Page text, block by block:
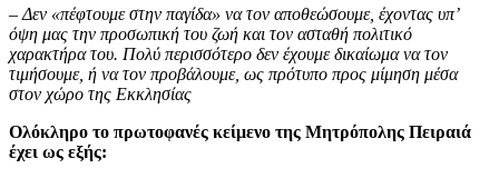
– Δεν «πέφτουμε στην παγίδα» να τον αποθεώσουμε, έχοντας υπ’
όψη μας την προσωπική του ζωή και τον ασταθή πολιτικό
χαρακτήρα του. Πολύ περισσότερο δεν έχουμε δικαίωμα να τον
τιμήσουμε, ή να τον προβάλουμε, ως πρότυπο προς μίμηση μέσα
στον χώρο της Εκκλησίας
Ολόκληρο το πρωτοφανές κείμενο της Μητρόπολης Πειραιά
έχει ως εξής: